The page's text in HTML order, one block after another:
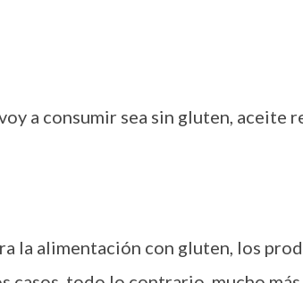
a consumir sea sin gluten, aceite
la alimentación con gluten, los